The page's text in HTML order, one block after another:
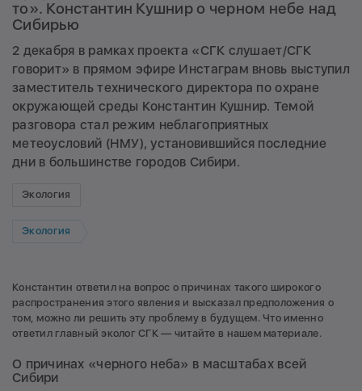
то». Константин Кушнир о черном небе над
Сибирью
2 декабря в рамках проекта «СГК слушает/СГК
говорит» в прямом эфире Инстаграм вновь выступил
заместитель технического директора по охране
окружающей среды Константин Кушнир. Темой
разговора стал режим неблагоприятных
метеоусловий (НМУ), установившийся последние
дни в большинстве городов Сибири.
Экология
Экология
Константин ответил на вопрос о причинах такого широкого
распространения этого явления и высказал предположения о
том, можно ли решить эту проблему в будущем. Что именно
ответил главный эколог СГК — читайте в нашем материале.
О причинах «черного неба» в масштабах всей
Сибири